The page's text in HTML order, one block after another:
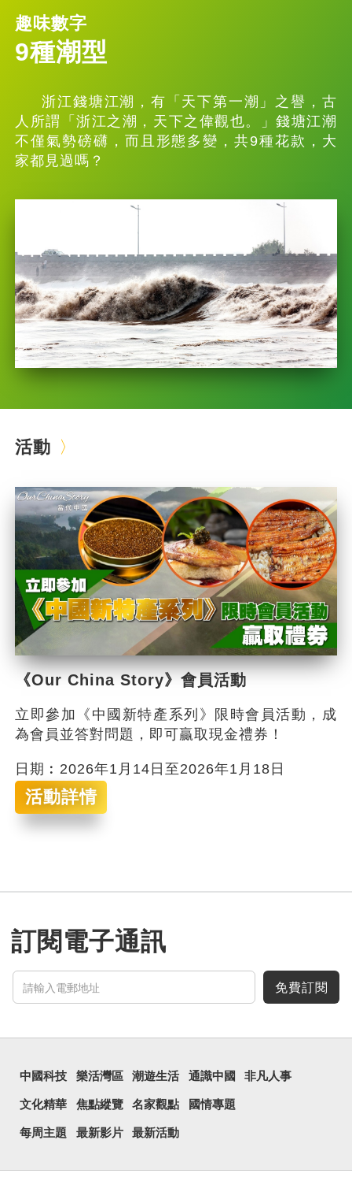
趣味數字
9種潮型
浙江錢塘江潮，有「天下第一潮」之譽，古
人所謂「浙江之潮，天下之偉觀也。」錢塘江潮
不僅氣勢磅礴，而且形態多變，共9種花款，大
家都見過嗎？
活動
《Our China Story》會員活動
立即參加《中國新特產系列》限時會員活動，成
為會員並答對問題，即可贏取現金禮券！
日期︰2026年1月14日至2026年1月18日
活動詳情
訂閱電子通訊
免費訂閱
中國科技 樂活灣區 潮遊生活 通識中國 非凡人事
文化精華 焦點縱覽 名家觀點 國情專題
每周主題 最新影片 最新活動